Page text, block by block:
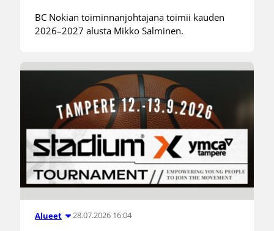
BC Nokian toiminnanjohtajana toimii kauden
2026–2027 alusta Mikko Salminen.
Alueet 28.07.2026 16:04